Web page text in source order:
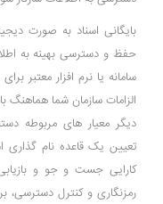
بایگانی اسناد به صورت
حفظ و دسترسی بهینه به
سامانه یا نرم‌ افزار معتبر
الزامات سازمان شما هماهنگ
دیگر معیار های مربوطه
تعیین یک قاعده نام‌ گذاری
کارایی جست و جو و
رمزنگاری و کنترل